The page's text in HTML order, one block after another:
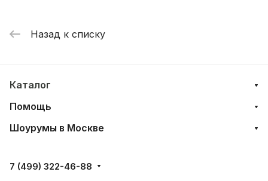
Назад к списку
Каталог
Помощь
Шоурумы в Москве
7 (499) 322-46-88